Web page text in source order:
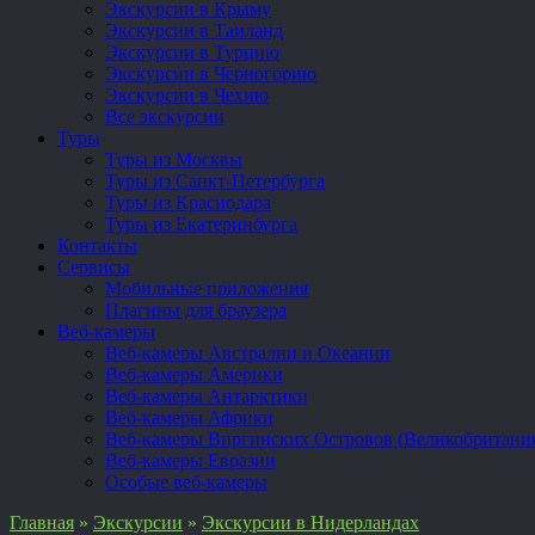
Экскурсии в Крыму
Экскурсии в Таиланд
Экскурсии в Турцию
Экскурсии в Черногорию
Экскурсии в Чехию
Все экскурсии
Туры
Туры из Москвы
Туры из Санкт-Петербурга
Туры из Краснодара
Туры из Екатеринбурга
Контакты
Сервисы
Мобильные приложения
Плагины для браузера
Веб-камеры
Веб-камеры Австралии и Океании
Веб-камеры Америки
Веб-камеры Антарктики
Веб-камеры Африки
Веб-камеры Виргинских Островов
Веб-камеры Евразии
Особые веб-камеры
Главная » Экскурсии » Экскурсии в Нидерландах